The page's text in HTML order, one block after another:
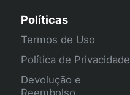
Políticas
Termos de Uso
Política de Privacidade
Devolução e
Reembolso